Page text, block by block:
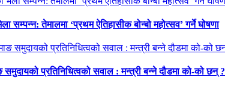
सम्पन्न: तेमालमा ‘प्रथम ऐतिहासीक बोन्बो महोत्सव’ गर्ने घोषणा
समुदायको प्रतिनिधित्वको सवाल : मन्त्री बन्ने दौडमा को‐को छन् ?